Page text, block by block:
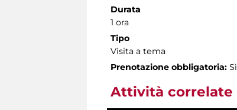
Durata
1 ora
Tipo
Visita a tema
Prenotazione obbligatoria: Sì
Attività correlate